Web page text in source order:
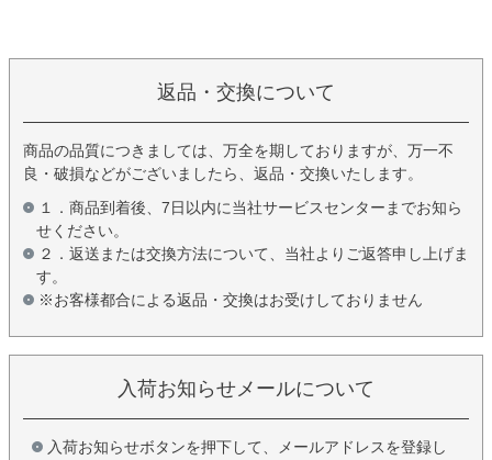
返品・交換について
商品の品質につきましては、万全を期しておりますが、万一不
良・破損などがございましたら、返品・交換いたします。
１．商品到着後、7日以内に当社サービスセンターまでお知ら
せください。
２．返送または交換方法について、当社よりご返答申し上げま
す。
※お客様都合による返品・交換はお受けしておりません
入荷お知らせメールについて
入荷お知らせボタンを押下して、メールアドレスを登録し